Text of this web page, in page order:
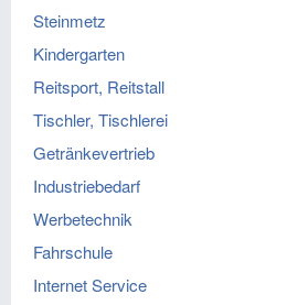
Steinmetz
Kindergarten
Reitsport, Reitstall
Tischler, Tischlerei
Getränkevertrieb
Industriebedarf
Werbetechnik
Fahrschule
Internet Service